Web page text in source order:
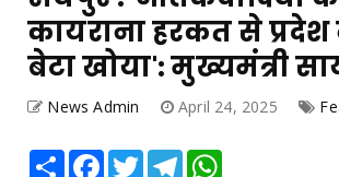
कायराना हरकत से
बेटा खोया': मुख्यमंत्री
News Admin April 24, 2025
Share Facebook
TwitterTelegram